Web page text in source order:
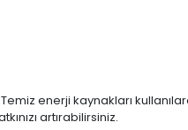
Temiz enerji kaynakları
artırabilirsiniz.